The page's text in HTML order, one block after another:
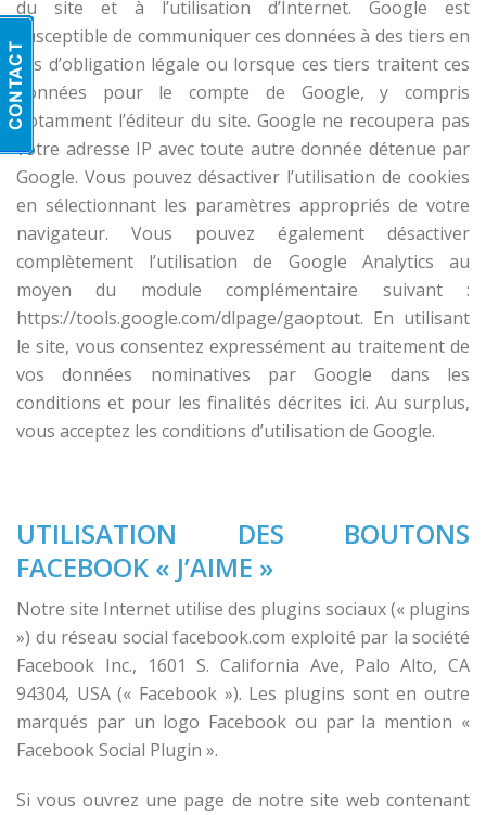
du site et à l’utilisation d’Internet. Google est
susceptible de communiquer ces données à des tiers en
cas d’obligation légale ou lorsque ces tiers traitent ces
données pour le compte de Google, y compris
notamment l’éditeur du site. Google ne recoupera pas
votre adresse IP avec toute autre donnée détenue par
Google. Vous pouvez désactiver l’utilisation de cookies
en sélectionnant les paramètres appropriés de votre
navigateur. Vous pouvez également désactiver
complètement l’utilisation de Google Analytics au
moyen du module complémentaire suivant :
https://tools.google.com/dlpage/gaoptout. En utilisant
le site, vous consentez expressément au traitement de
vos données nominatives par Google dans les
conditions et pour les finalités décrites ici. Au surplus,
vous acceptez les conditions d’utilisation de Google.
UTILISATION DES BOUTONS
FACEBOOK « J’AIME »
Notre site Internet utilise des plugins sociaux (« plugins
») du réseau social facebook.com exploité par la société
Facebook Inc., 1601 S. California Ave, Palo Alto, CA
94304, USA (« Facebook »). Les plugins sont en outre
marqués par un logo Facebook ou par la mention «
Facebook Social Plugin ».
Si vous ouvrez une page de notre site web contenant